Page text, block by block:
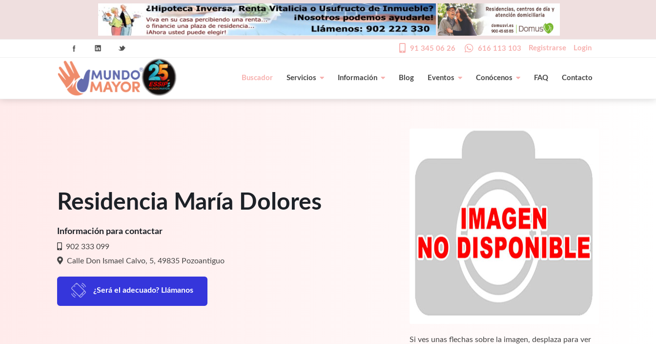
91 345 06 26 616 113 103 Registrarse Login
Buscador Servicios Información Blog Eventos Conócenos FAQ Contacto
Residencia María Dolores
Información para contactar
902 333 099
Calle Don Ismael Calvo, 5, 49835 Pozoantiguo
¿Será el adecuado? Llámanos
Si ves unas flechas sobre la imagen, desplaza para ver